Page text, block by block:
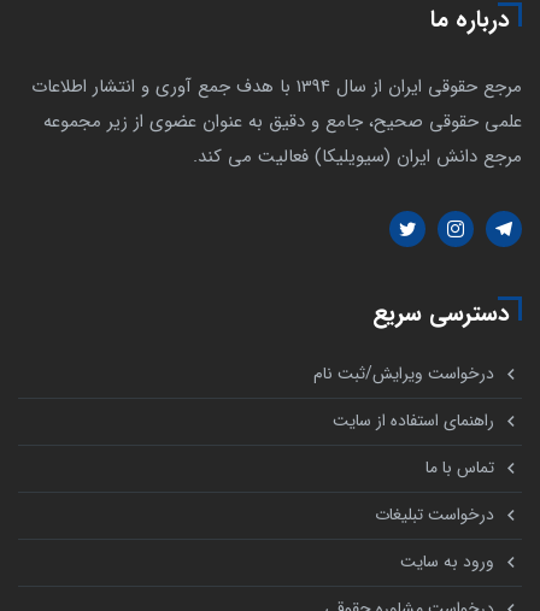
درباره ما
مرجع حقوقی ایران از سال 1394 با هدف جمع آوری و انتشار اطلاعات
علمی حقوقی صحیح، جامع و دقیق به عنوان عضوی از زیر مجموعه
مرجع دانش ایران (سیویلیکا) فعالیت می کند.
دسترسی سریع
درخواست ویرایش/ثبت نام
راهنمای استفاده از سایت
تماس با ما
درخواست تبلیغات
ورود به سایت